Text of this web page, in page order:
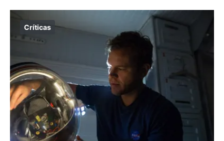
Críticas